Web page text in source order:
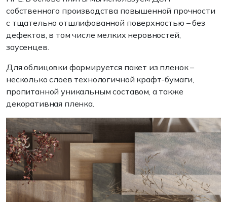
собственного производства повышенной прочности
с тщательно отшлифованной поверхностью – без
дефектов, в том числе мелких неровностей,
заусенцев.
Для облицовки формируется пакет из пленок –
несколько слоев технологичной крафт-бумаги,
пропитанной уникальным составом, а также
декоративная пленка.